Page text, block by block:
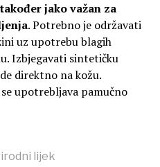
jako važan za
. Potrebno je održavati
uz upotrebu blagih
Izbjegavati sintetičku
direktno na kožu.
upotrebljava pamučno
lijek